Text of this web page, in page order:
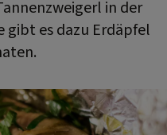
in der
gibt es dazu Erdäpfel